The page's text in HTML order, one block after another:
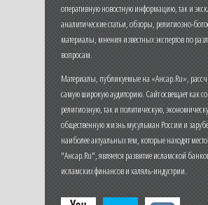
оперативную новостную информацию, так и
аналитические статьи, обзоры, религиозно-
материалы, мнения известных экспертов по
вопросам.
Материалы, публикуемые на «Ансар.Ru»,
самую широкую аудиторию. Сайт освещает как
религиозную, так и политическую,
общественную жизнь мусульман России и
наиболее актуальных тем, которые находят
"Ансар.Ru", является развитие исламской
исламских финансов и халяль-индустрии.